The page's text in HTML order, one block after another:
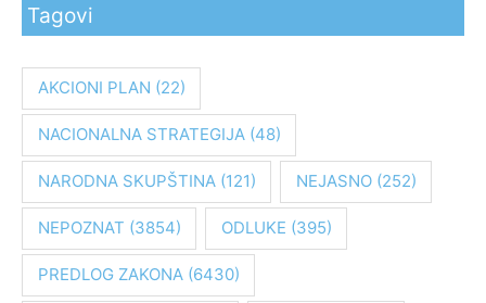
g
z
Tagovi
AKCIONI PLAN (22)
NACIONALNA STRATEGIJA(48)
NARODNA SKUPŠTINA(121) NEJASNO(252)
NEPOZNAT (3854) ODLUKE (395)
PREDLOG ZAKONA(6430)